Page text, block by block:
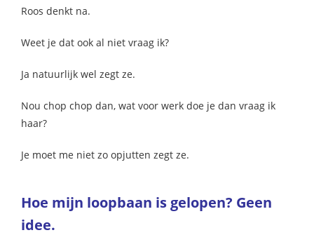
Roos denkt na.
Weet je dat ook al niet vraag ik?
Ja natuurlijk wel zegt ze.
Nou chop chop dan, wat voor werk doe je dan vraag ik
haar?
Je moet me niet zo opjutten zegt ze.
Hoe mijn loopbaan is gelopen? Geen
idee.